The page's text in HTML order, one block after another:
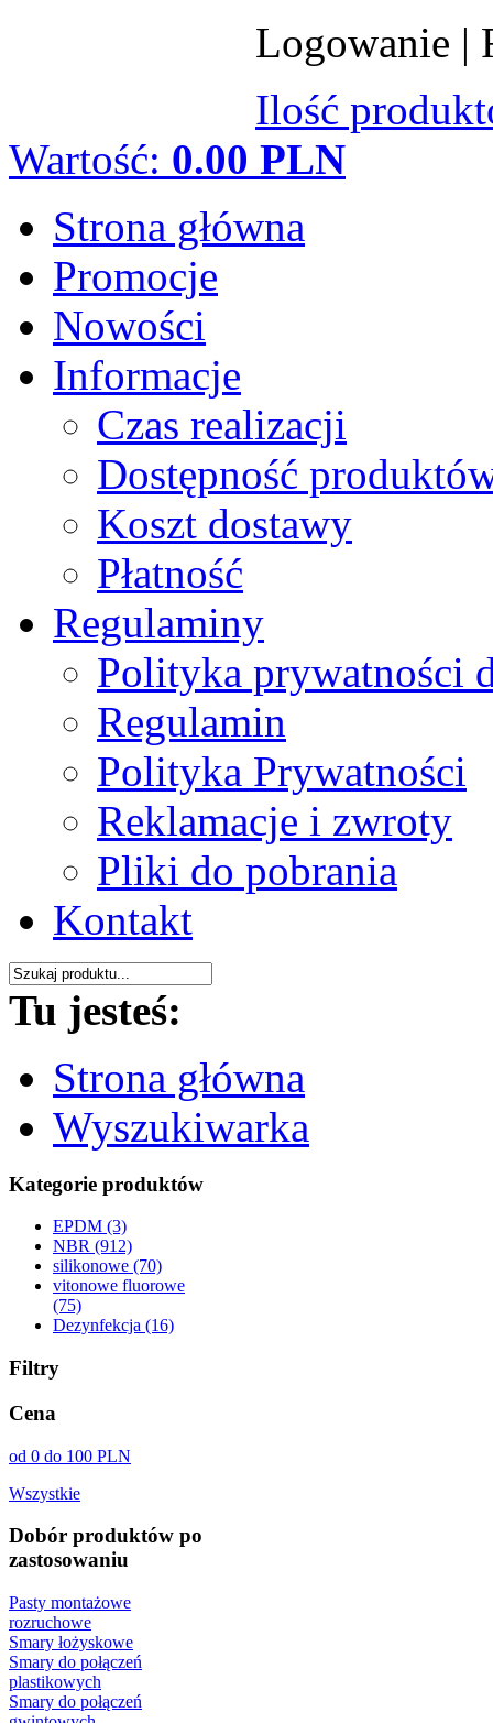
Logowanie |
Ilość
Wartość: 0.00 PLN
Strona główna
Promocje
Nowości
Informacje
Czas realizacji
Dostępność
Koszt dostawy
Płatność
Regulaminy
Polityka prywatności
Regulamin
Polityka Prywatności
Reklamacje i zwroty
Pliki do pobrania
Kontakt
Tu jesteś:
Strona główna
Wyszukiwarka
Kategorie produktów
EPDM (3)
NBR (912)
silikonowe (70)
vitonowe fluorowe
(75)
Dezynfekcja (16)
Filtry
Cena
od 0 do 100 PLN
Wszystkie
Dobór produktów po
zastosowaniu
Pasty montażowe
rozruchowe
Smary łożyskowe
Smary do połączeń
plastikowych
Smary do połączeń